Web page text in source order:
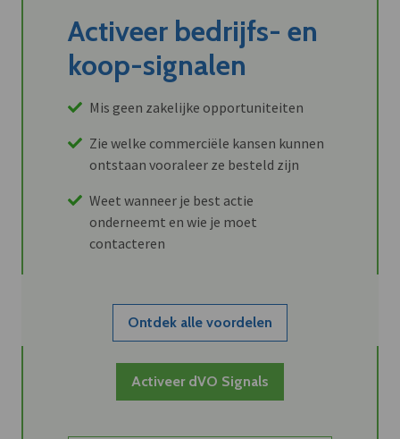
Activeer bedrijfs- en
koop-signalen
Mis geen zakelijke opportuniteiten
Zie welke commerciële kansen kunnen
ontstaan vooraleer ze besteld zijn
Weet wanneer je best actie
onderneemt en wie je moet
contacteren
Ontdek alle voordelen
Activeer dVO Signals